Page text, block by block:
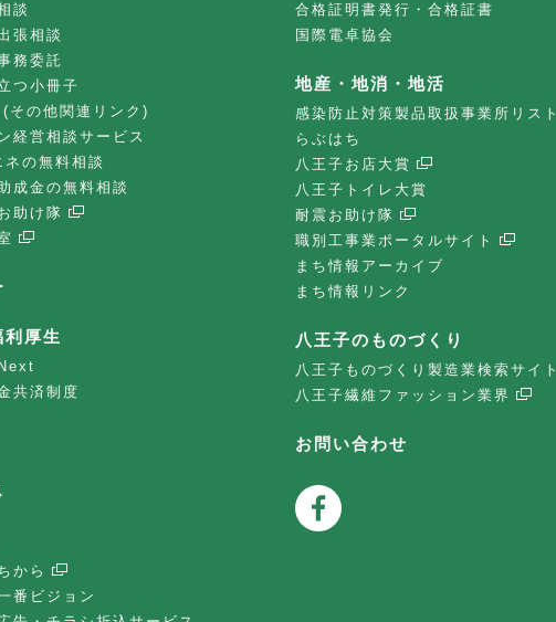
談
張相談
務委託
つ小冊子
その他関連リンク)
経営相談サービス
の無料相談
成金の無料相談
助け隊
厚生
共済制度
から
番ビジョン
合格証明書発行・合格証書
国際電卓協会
地産・地消・地活
感染防止対策製品取扱事業所リスト
らぶはち
八王子お店大賞
八王子トイレ大賞
耐震お助け隊
職別工事業ポータルサイト
まち情報アーカイブ
まち情報リンク
八王子のものづくり
八王子ものづくり製造業検索サイト
八王子繊維ファッション業界
お問い合わせ